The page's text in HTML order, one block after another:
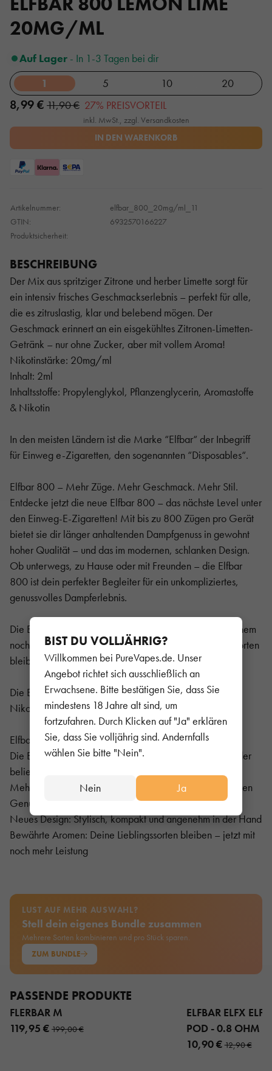
BIST DU VOLLJÄHRIG?
Willkommen bei PureVapes.de. Unser
Angebot richtet sich ausschließlich an
Erwachsene. Bitte bestätigen Sie, dass Sie
mindestens 18 Jahre alt sind, um
fortzufahren. Durch Klicken auf "Ja" erklären
Sie, dass Sie volljährig sind. Andernfalls
wählen Sie bitte "Nein".
Nein Ja
20MG/ML
Auf Lager - In 1-3 Tagen bei dir
1
5 10 20
8,99 € 11,90 € 27% PREISVORTEIL
inkl. MwSt., zzgl. Versandkosten
IN DEN WARENKORB
Artikelnummer:
elfbar_800_20mg/ml_11
GTIN:
6932570166227
Produktsicherheit:
BESCHREIBUNG
Der Mix aus spritziger Zitrone und herber Limette sorgt für
ein intensiv frisches Geschmackserlebnis – perfekt für alle,
die es zitruslastig, klar und belebend mögen. Der
Geschmack erinnert an ein eisgekühltes Zitronen-Limetten-
Getränk – nur ohne Zucker, aber mit vollem Aroma!
Nikotinstärke: 20mg/ml
Inhalt: 2ml
Inhaltsstoffe: Propylenglykol, Pflanzenglycerin, Aromastoffe
& Nikotin
In den meisten Ländern ist die Marke “Elfbar“ der Inbegriff
für Einweg e-Zigaretten, den sogenannten “Disposables“.
Elfbar 800 – Mehr Züge. Mehr Geschmack. Mehr Stil.
Entdecke jetzt die neue Elfbar 800 – das nächste Level unter
den Einweg-E-Zigaretten! Mit bis zu 800 Zügen pro Gerät
bietet sie dir länger anhaltenden Dampfgenuss in gewohnt
hoher Qualität – und das im modernen, schlanken Design.
Ob unterwegs, zu Hause oder mit Freunden – die Elfbar
800 ist dein perfekter Begleiter für ein unkompliziertes,
genussvolles Dampferlebnis.
Die Elfbar 800 bietet 33 % mehr Züge und kommt in einem
noch moderneren, schlankeren Design. Die beliebten Sorten
bleiben erhalten.
Die Elfbar 800 gibt es in mit 20mg/ml Nikotin und bald
Nikotinfrei.
Elfbar 800 vs. Elfbar 600 – Das Upgrade lohnt sich
Die Elfbar 800 ist die konsequente Weiterentwicklung der
beliebten Elfbar 600 – mit klaren Vorteilen:
Mehr Züge: Bis zu 800 Züge statt 600 – für noch längeren
Genuss
Neues Design: Stylisch, kompakt und angenehm in der Hand
Bewährte Aromen: Deine Lieblingssorten bleiben – jetzt mit
noch mehr Leistung
LUST AUF MEHR AUSWAHL?
Stell dein eigenes Bundle zusammen
Mehrere Sorten kombinieren und pro Stück sparen.
ZUM BUNDLE
PASSENDE PRODUKTE
FLERBAR M
119,95 € 199,00 €
ELFBAR ELFX
POD - 0.8 OHM 3
10,90 €12,90 €